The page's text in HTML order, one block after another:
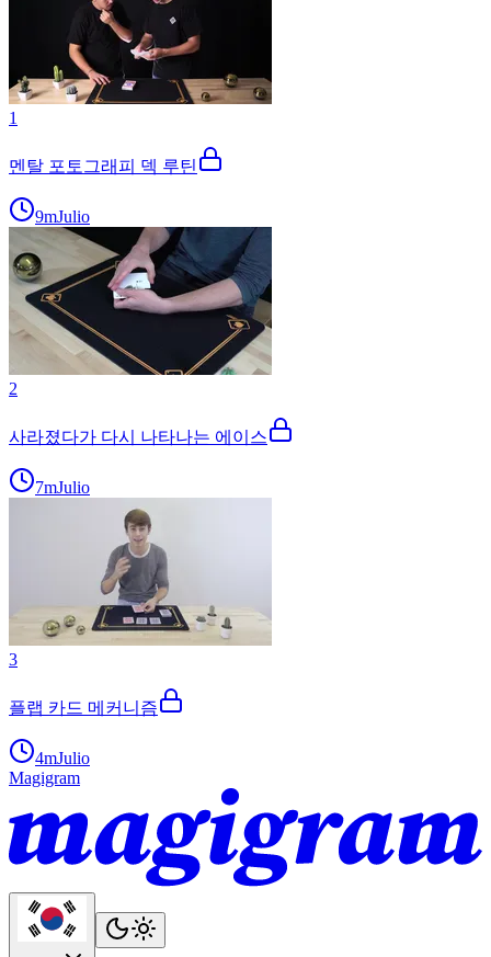
1
멘탈 포토그래피 덱 루틴
9mJulio
2
사라졌다가 다시 나타나는 에이스
7mJulio
3
플랩 카드 메커니즘
4mJulio
Magigram